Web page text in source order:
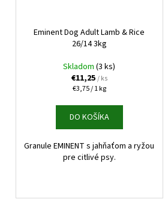
Eminent Dog Adult Lamb & Rice
26/14 3kg
Skladom(3 ks)
€11,25/ ks
Jednotková
€3,75 / 1 kg
DO KOŠÍKA
Granule EMINENT s jahňaťom a ryžou
pre citlivé psy.